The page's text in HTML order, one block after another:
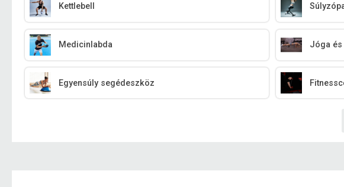
Kettlebell
Medicinlabda Jóga és
Egyensúly segédeszköz